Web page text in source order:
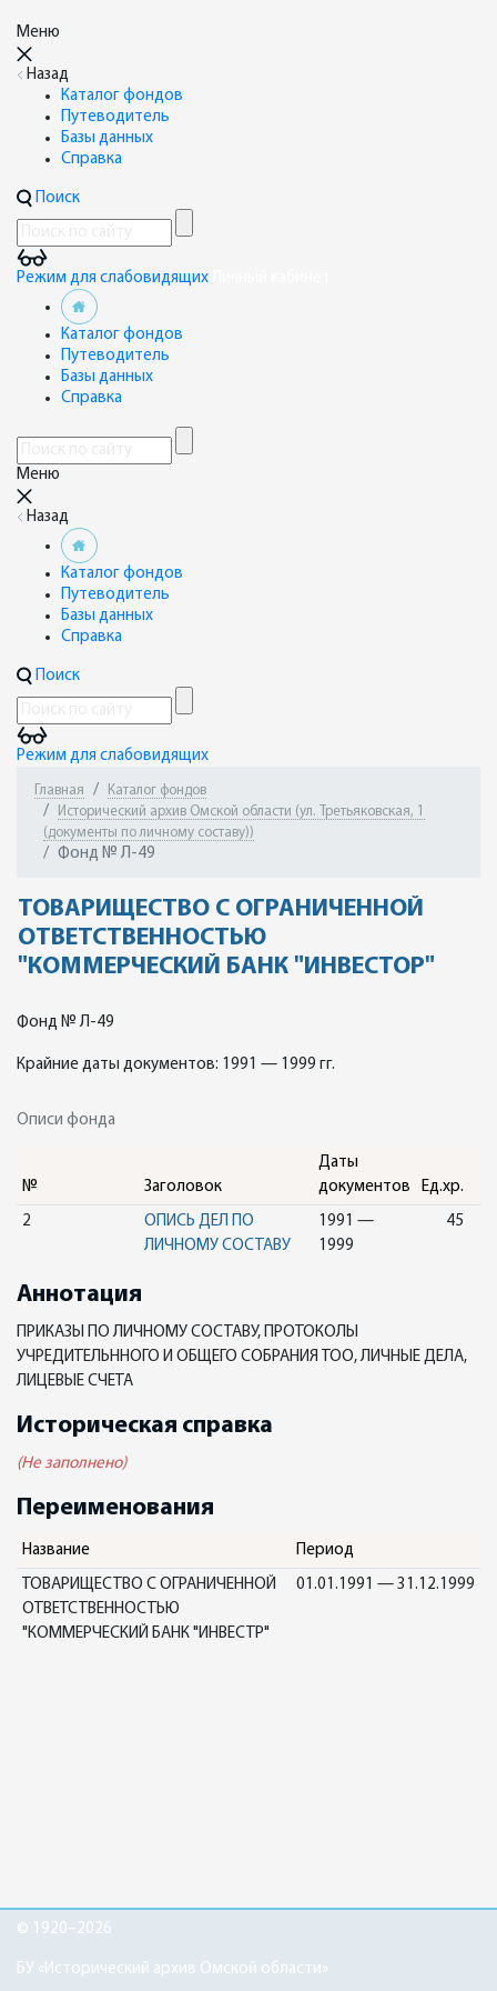
Меню
Назад
Каталог фондов
Путеводитель
Базы данных
Справка
Поиск
Режим для слабовидящих
Каталог фондов
Путеводитель
Базы данных
Справка
Меню
Назад
Каталог фондов
Путеводитель
Базы данных
Справка
Поиск
Режим для слабовидящих
Главная
Каталог фондов
Исторический архив Омской области (ул. Третьяковская, 1
(документы по личному составу))
Фонд № Л-49
ТОВАРИЩЕСТВО С ОГРАНИЧЕННОЙ
ОТВЕТСТВЕННОСТЬЮ
"КОММЕРЧЕСКИЙ БАНК "ИНВЕСТОР"
Фонд № Л-49
Крайние даты документов: 1991 — 1999 гг.
Описи фонда
№ Заголовок
Даты
документов
Ед.хр.
2
ОПИСЬ ДЕЛ ПО
ЛИЧНОМУ СОСТАВУ
1991 —
1999
45
Аннотация
ПРИКАЗЫ ПО ЛИЧНОМУ СОСТАВУ, ПРОТОКОЛЫ
УЧРЕДИТЕЛЬННОГО И ОБЩЕГО СОБРАНИЯ ТОО, ЛИЧНЫЕ ДЕЛА,
ЛИЦЕВЫЕ СЧЕТА
Историческая справка
(Не заполнено)
Переименования
Название Период
ТОВАРИЩЕСТВО С ОГРАНИЧЕННОЙ
ОТВЕТСТВЕННОСТЬЮ
"КОММЕРЧЕСКИЙ БАНК "ИНВЕСТР"
01.01.1991 — 31.12.1999
© 1920–2026
БУ «Исторический архив Омской области»